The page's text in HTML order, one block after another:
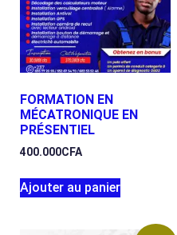
FORMATION EN
MÉCATRONIQUE EN
PRÉSENTIEL
400.000CFA
Ajouter au panier